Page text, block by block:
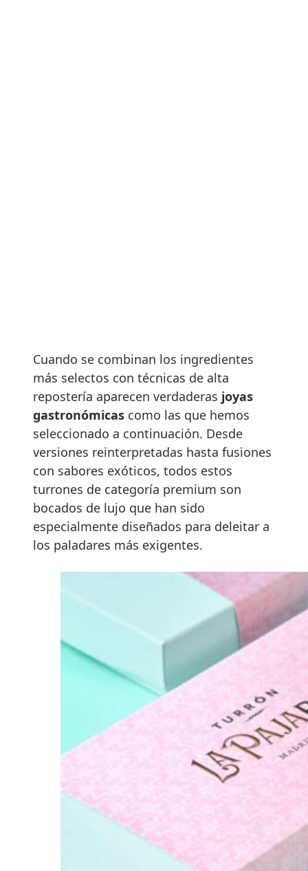
Cuando se combinan los ingredientes
más selectos con técnicas de alta
repostería aparecen verdaderas joyas
gastronómicas como las que hemos
seleccionado a continuación. Desde
versiones reinterpretadas hasta fusiones
con sabores exóticos, todos estos
turrones de categoría premium son
bocados de lujo que han sido
especialmente diseñados para deleitar a
los paladares más exigentes.